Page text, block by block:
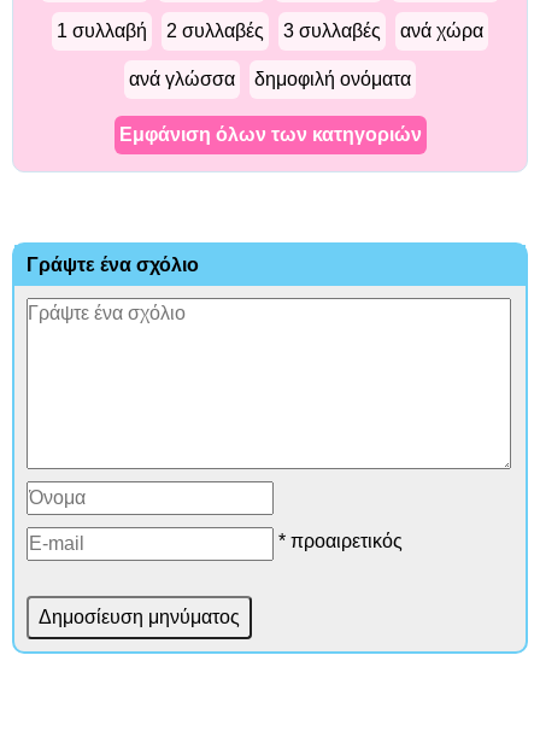
1 συλλαβή 2 συλλαβές 3 συλλαβές ανά χώρα
ανά γλώσσα δημοφιλή ονόματα
Εμφάνιση όλων των κατηγοριών
Γράψτε ένα σχόλιο
* προαιρετικός